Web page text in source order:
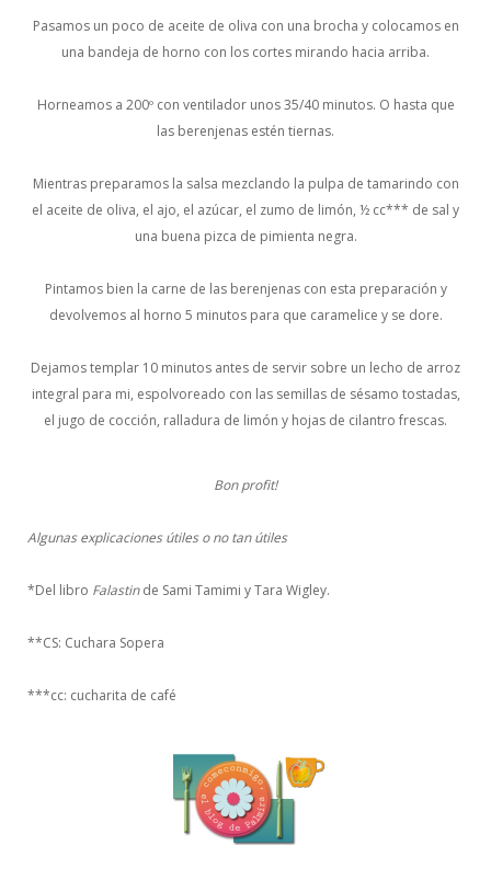
Pasamos un poco de aceite de oliva con una brocha y colocamos en
una bandeja de horno con los cortes mirando hacia arriba.
Horneamos a 200º con ventilador unos 35/40 minutos. O hasta que
las berenjenas estén tiernas.
Mientras preparamos la salsa mezclando la pulpa de tamarindo con
el aceite de oliva, el ajo, el azúcar, el zumo de limón, ½ cc*** de sal y
una buena pizca de pimienta negra.
Pintamos bien la carne de las berenjenas con esta preparación y
devolvemos al horno 5 minutos para que caramelice y se dore.
Dejamos templar 10 minutos antes de servir sobre un lecho de arroz
integral para mi, espolvoreado con las semillas de sésamo tostadas,
el jugo de cocción, ralladura de limón y hojas de cilantro frescas.
Bon profit!
Algunas explicaciones útiles o no tan útiles
*Del libro Falastinde Sami Tamimi y Tara Wigley.
**CS: Cuchara Sopera
***cc: cucharita de café